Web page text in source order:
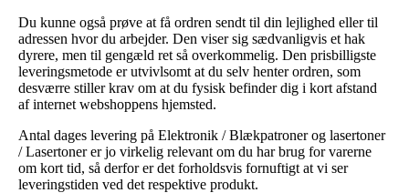
Du kunne også prøve at få ordren sendt til din lejlighed eller til
adressen hvor du arbejder. Den viser sig sædvanligvis et hak
dyrere, men til gengæld ret så overkommelig. Den prisbilligste
leveringsmetode er utvivlsomt at du selv henter ordren, som
desværre stiller krav om at du fysisk befinder dig i kort afstand
af internet webshoppens hjemsted.
Antal dages levering på Elektronik / Blækpatroner og lasertoner
/ Lasertoner er jo virkelig relevant om du har brug for varerne
om kort tid, så derfor er det forholdsvis fornuftigt at vi ser
leveringstiden ved det respektive produkt.